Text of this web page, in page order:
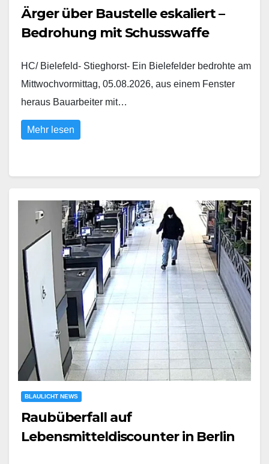
Ärger über Baustelle eskaliert –
Bedrohung mit Schusswaffe
HC/ Bielefeld- Stieghorst- Ein Bielefelder bedrohte am
Mittwochvormittag, 05.08.2026, aus einem Fenster
heraus Bauarbeiter mit…
Mehr lesen
BLAULICHT NEWS
Raubüberfall auf
Lebensmitteldiscounter in Berlin